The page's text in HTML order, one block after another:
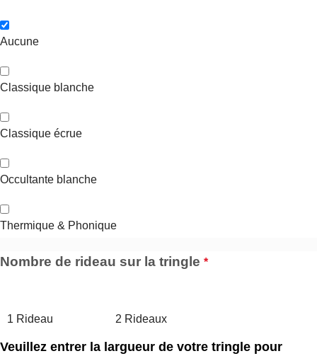
Aucune
Classique blanche
Classique écrue
Occultante blanche
Thermique & Phonique
Nombre de rideau sur la tringle *
1 Rideau 2 Rideaux
Veuillez entrer la largueur de votre tringle pour